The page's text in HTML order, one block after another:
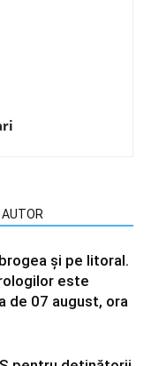
AUTOR
și pe litoral.
este
de 07 august, ora